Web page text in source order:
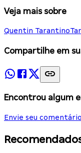
Veja mais sobre
Quentin Tarantino
Compartilhe em
Encontrou algum
Envie seu comentário